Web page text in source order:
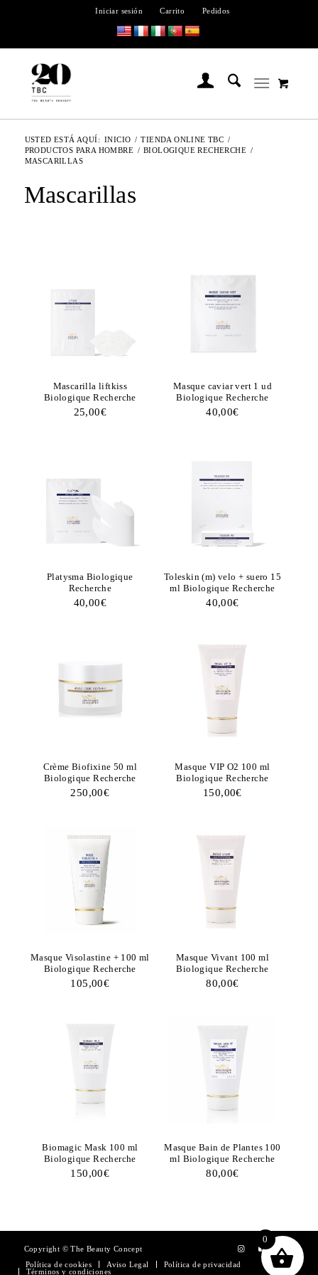
Iniciar sesión Carrito Pedidos
USTED ESTÁ AQUÍ: INICIO / TIENDA ONLINE TBC /
PRODUCTOS PARA HOMBRE / BIOLOGIQUE RECHERCHE /
MASCARILLAS
Mascarillas
Mascarilla liftkiss
Biologique Recherche
25,00€
Masque caviar vert 1 ud
Biologique Recherche
40,00€
Platysma Biologique
Recherche
40,00€
Toleskin (m) velo + suero 15
ml Biologique Recherche
40,00€
Crème Biofixine 50 ml
Biologique Recherche
250,00€
Masque VIP O2 100 ml
Biologique Recherche
150,00€
Masque Visolastine + 100 ml
Biologique Recherche
105,00€
Masque Vivant 100 ml
Biologique Recherche
80,00€
Biomagic Mask 100 ml
Biologique Recherche
150,00€
Masque Bain de Plantes 100
ml Biologique Recherche
80,00€
Copyright © The Beauty Concept
Política de cookies
Aviso Legal
Política de privacidad
Términos y condiciones
0